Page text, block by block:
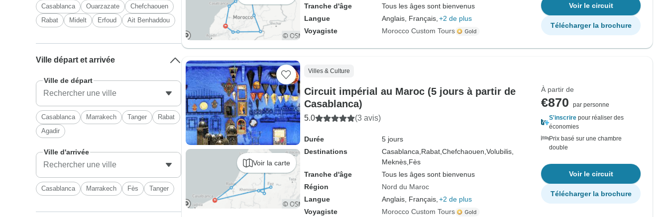
Tranche d'âge
Tous les âges sont bienvenus
Langue
Anglais, Français, +2 de plus
Voyagiste
Morocco Custom Tours
Voir le circuit
Télécharger la brochure
Voir la carte
Villes & Culture
Circuit impérial au Maroc (5 jours à partir de
Casablanca)
5.0 (3 avis)
Durée
5 jours
Destinations
Casablanca, Rabat, Chefchaouen, Volubilis,
Meknès, Fès
Tranche d'âge
Tous les âges sont bienvenus
Région
Nord du Maroc
Langue
Anglais, Français, +2 de plus
Voyagiste
Morocco Custom Tours
À partir de
€870
par personne
S'inscrire pour réaliser des
économies
Prix basé sur une chambre
double
Voir le circuit
Télécharger la brochure
Casablanca
Ouarzazate
Chefchaouen
Rabat
Midelt Erfoud Ait Benhaddou
Ville départ et arrivée
Ville de départ
Casablanca Marrakech Tanger
Rabat
Agadir
Ville d'arrivée
Casablanca Marrakech Fès Tanger